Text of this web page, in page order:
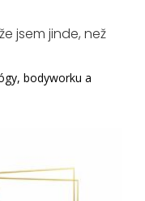
jsem jinde, než
bodyworku a